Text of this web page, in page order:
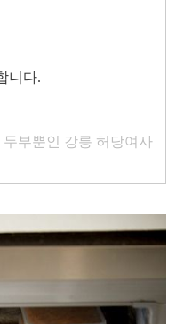
니다.
두부뿐인 강릉 허당여사